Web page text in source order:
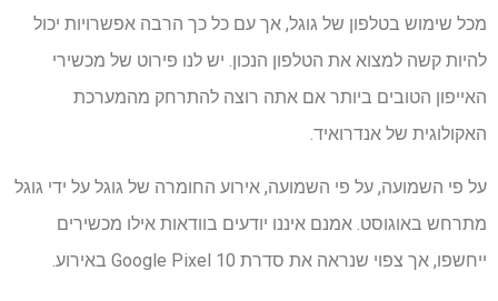
מכל שימוש בטלפון של גוגל, אך עם כל כך הרבה אפשרויות יכול
להיות קשה למצוא את הטלפון הנכון. יש לנו פירוט של מכשירי
האייפון הטובים ביותר אם אתה רוצה להתרחק מהמערכת
האקולוגית של אנדרואיד.
על פי השמועה, על פי השמועה, אירוע החומרה של גוגל על ​​ידי גוגל
מתרחש באוגוסט. אמנם איננו יודעים בוודאות אילו מכשירים
ייחשפו, אך צפוי שנראה את סדרת Google Pixel 10 באירוע.